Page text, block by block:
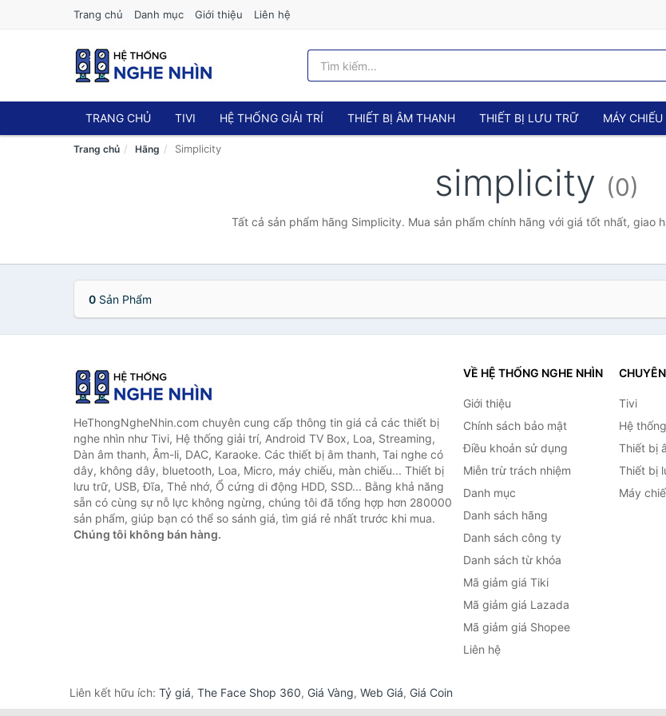
Trang chủ Danh mục Giới thiệu Liên hệ
TRANG CHỦ TIVI HỆ THỐNG GIẢI TRÍ THIẾT BỊ ÂM THANH THIẾT BỊ LƯU TRỮ MÁY CHIẾU
Trang chủ Hãng Simplicity
simplicity (0)
Tất cả sản phẩm hãng Simplicity. Mua sản phẩm chính hãng với giá tốt nhất, giao
0 Sản Phẩm
HeThongNgheNhin.com chuyên cung cấp thông tin giá cả các thiết bị
nghe nhìn như Tivi, Hệ thống giải trí, Android TV Box, Loa, Streaming,
Dàn âm thanh, Âm-li, DAC, Karaoke. Các thiết bị âm thanh, Tai nghe có
dây, không dây, bluetooth, Loa, Micro, máy chiếu, màn chiếu... Thiết bị
lưu trữ, USB, Đĩa, Thẻ nhớ, Ổ cứng di động HDD, SSD... Bằng khả năng
sẵn có cùng sự nỗ lực không ngừng, chúng tôi đã tổng hợp hơn 280000
sản phẩm, giúp bạn có thể so sánh giá, tìm giá rẻ nhất trước khi mua.
Chúng tôi không bán hàng.
VỀ HỆ THỐNG NGHE NHÌN
Giới thiệu
Chính sách bảo mật
Điều khoản sử dụng
Miễn trừ trách nhiệm
Danh mục
Danh sách hãng
Danh sách công ty
Danh sách từ khóa
Mã giảm giá Tiki
Mã giảm giá Lazada
Mã giảm giá Shopee
Liên hệ
Tivi
Hệ
Thiết bị
Thiết bị
Máy
Liên kết hữu ích: Tỷ giá, The Face Shop 360, Giá Vàng, Web Giá, Giá Coin